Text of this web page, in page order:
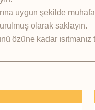
uygun şekilde
olarak saklayın.
özüne kadar ısıtmanız